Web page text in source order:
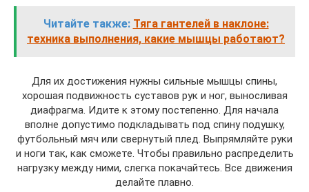
Читайте также: Тяга гантелей в наклоне:
техника выполнения, какие мышцы работают?
Для их достижения нужны сильные мышцы спины,
хорошая подвижность суставов рук и ног, выносливая
диафрагма. Идите к этому постепенно. Для начала
вполне допустимо подкладывать под спину подушку,
футбольный мяч или свернутый плед. Выпрямляйте руки
и ноги так, как сможете. Чтобы правильно распределить
нагрузку между ними, слегка покачайтесь. Все движения
делайте плавно.